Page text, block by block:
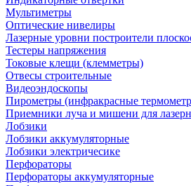
Мультиметры
Оптические нивелиры
Лазерные уровни построители
Тестеры напряжения
Токовые клещи (клемметры)
Отвесы строительные
Видеоэндоскопы
Пирометры (инфракрасные
Приемники луча и мишени для
Лобзики
Лобзики аккумуляторные
Лобзики электричесике
Перфораторы
Перфораторы аккумуляторные